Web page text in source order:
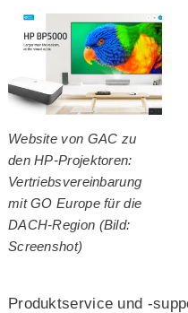
Website von GAC zu
den HP-Projektoren:
Vertriebsvereinbarung
mit GO Europe für die
DACH-Region (Bild:
Screenshot)
Produktservice und -